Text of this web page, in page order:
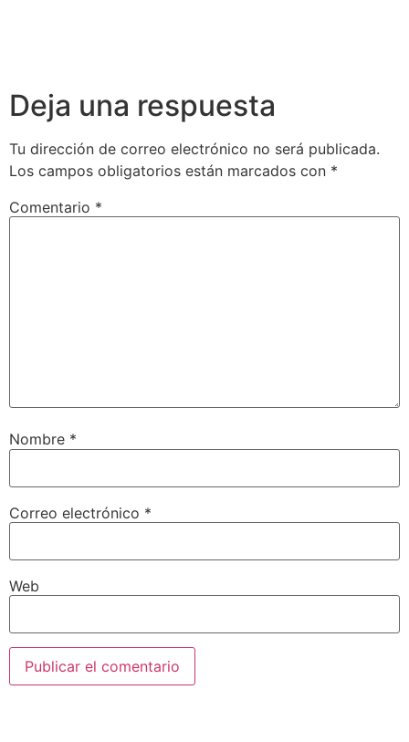
Deja una respuesta
Tu dirección de correo electrónico no será publicada.
Los campos obligatorios están marcados con *
Comentario *
Nombre *
Correo electrónico *
Web